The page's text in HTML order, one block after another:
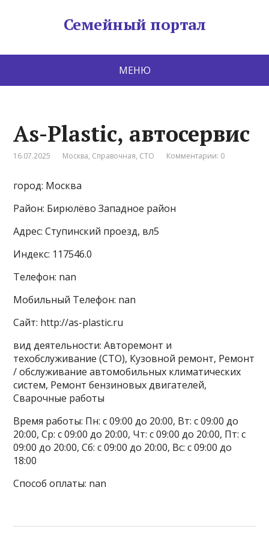
Семейный портал
МЕНЮ
As-Plastic, автосервис
16.07.2025 Москва, Справочная, СТО Комментарии: 0
город: Москва
Район: Бирюлёво Западное район
Адрес: Ступинский проезд, вл5
Индекс: 117546.0
Телефон: nan
Мобильный Телефон: nan
Сайт: http://as-plastic.ru
вид деятельности: Авторемонт и
техобслуживание (СТО), Кузовной ремонт, Ремонт
/ обслуживание автомобильных климатических
систем, Ремонт бензиновых двигателей,
Сварочные работы
Время работы: Пн: с 09:00 до 20:00, Вт: с 09:00 до
20:00, Ср: с 09:00 до 20:00, Чт: с 09:00 до 20:00, Пт: с
09:00 до 20:00, Сб: с 09:00 до 20:00, Вс: с 09:00 до
18:00
Способ оплаты: nan